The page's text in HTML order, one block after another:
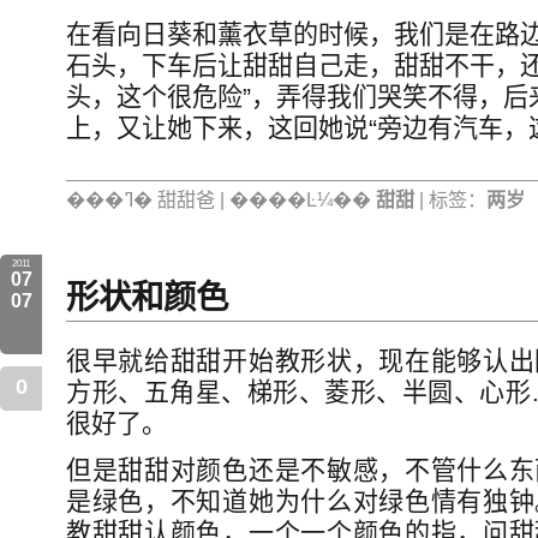
在看向日葵和薰衣草的时候，我们是在路
石头，下车后让甜甜自己走，甜甜不干，
头，这个很危险”，弄得我们哭笑不得，
上，又让她下来，这回她说“旁边有汽车，
���ߣ� 甜甜爸 | ����Ŀ¼�� 甜甜 | 标签： 两岁
2011
07
07
0
形状和颜色
很早就给甜甜开始教形状，现在能够认
方形、五角星、梯形、菱形、半圆、心
很好了。
但是甜甜对颜色还是不敏感，不管什么
是绿色，不知道她为什么对绿色情有独
教甜甜认颜色，一个一个颜色的指，问